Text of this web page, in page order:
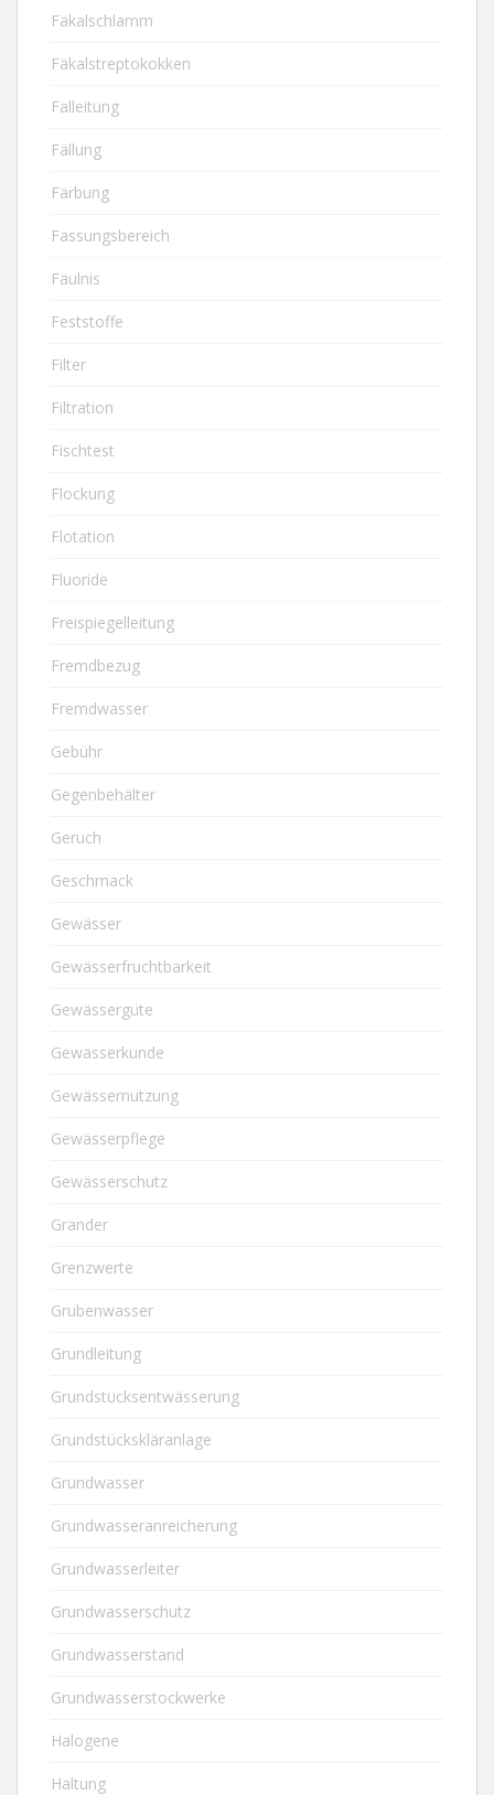
Fäkalschlamm
Fäkalstreptokokken
Falleitung
Fällung
Färbung
Fassungsbereich
Fäulnis
Feststoffe
Filter
Filtration
Fischtest
Flockung
Flotation
Fluoride
Freispiegelleitung
Fremdbezug
Fremdwasser
Gebühr
Gegenbehälter
Geruch
Geschmack
Gewässer
Gewässerfruchtbarkeit
Gewässergüte
Gewässerkunde
Gewässernutzung
Gewässerpflege
Gewässerschutz
Grander
Grenzwerte
Grubenwasser
Grundleitung
Grundstücksentwässerung
Grundstückskläranlage
Grundwasser
Grundwasseranreicherung
Grundwasserleiter
Grundwasserschutz
Grundwasserstand
Grundwasserstockwerke
Halogene
Haltung